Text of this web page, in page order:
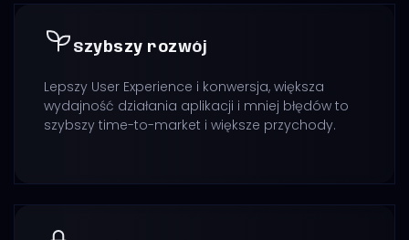
Szybszy rozwój
Lepszy User Experience i konwersja, większa
wydajność działania aplikacji i mniej błędów to
szybszy time-to-market i większe przychody.